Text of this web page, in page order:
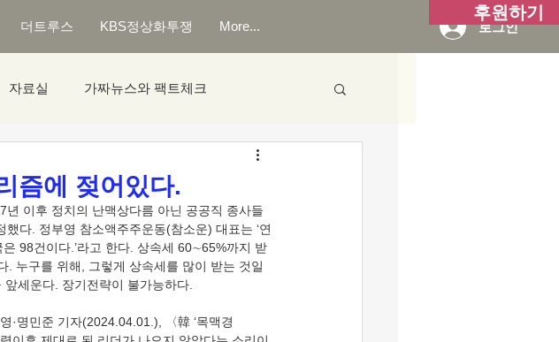
더트루스 KBS정상화투쟁 More... 로그인
후원하기
자료실 가짜뉴스와 팩트체크
즘에 젖어있다.
다. 정부영 참소액주주운동(참소운) 대표는 ‘연
98건이다.’라고 한다. 상속세 60∼65%까지 받
누구를 위해, 그렇게 상속세를 많이 받는 것일
앞세운다. 장기전략이 불가능하다.